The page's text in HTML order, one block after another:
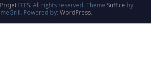
Projet FEES. All rights reserved. Theme Suffice by
Powered by: WordPress.